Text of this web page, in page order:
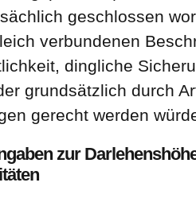
geschlossen
verbundenen
dingliche
grundsätzlich durch
gerecht werden
zur